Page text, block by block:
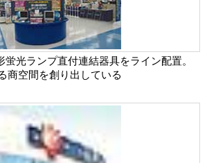
蛍光ランプ直付連結器具をライン配置。
商空間を創り出している